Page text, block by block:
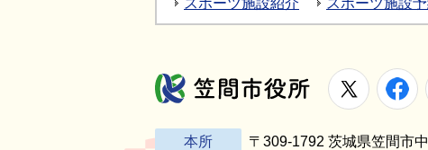
スポーツ施設紹介 スポーツ施設
笠間市役所
X
本所 〒309-1792 茨城県笠間市